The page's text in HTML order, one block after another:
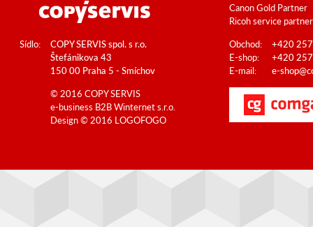
Canon Gold Partner
Ricoh service partner
Sídlo:
COPY SERVIS spol. s r.o.
Štefánikova 43
150 00 Praha 5 - Smíchov
Obchod:
+420
E-shop:
+420
E-mail:
e-
© 2016 COPY SERVIS
e-business B2BWinternet s.r.o.
Design © 2016 LOGOFOGO